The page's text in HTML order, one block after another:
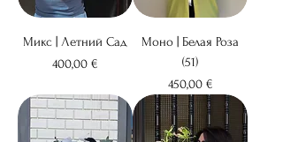
Микс | Летний Сад
Цена
400,00 €
Моно | Белая Роза
(51)
Цена
450,00 €